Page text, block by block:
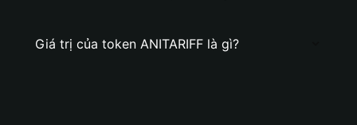
Giá trị của token ANITARIFF là gì?